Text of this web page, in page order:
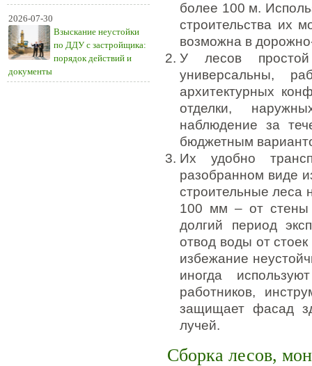
2026-07-30
Взыскание неустойки
по ДДУ с застройщика:
порядок действий и
документы
более 100 м.
строительства их
возможна в
У лесов
универсальны,
архитектурных
отделки,
наблюдение за
бюджетным
Их удобно
разобранном виде
строительные леса
100 мм – от стены
долгий период
отвод воды от
избежание
иногда
работников,
защищает фасад
лучей.
Сборка лесов,